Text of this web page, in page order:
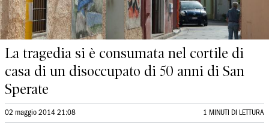
La tragedia si è consumata nel cortile di
casa di un disoccupato di 50 anni di San
Sperate
02 maggio 2014 21:08 1 MINUTI DI LETTURA